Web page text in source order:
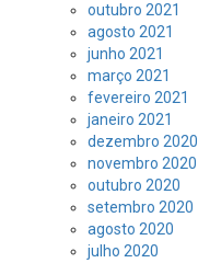
outubro 2021
agosto 2021
junho 2021
março 2021
fevereiro 2021
janeiro 2021
dezembro 2020
novembro 2020
outubro 2020
setembro 2020
agosto 2020
julho 2020